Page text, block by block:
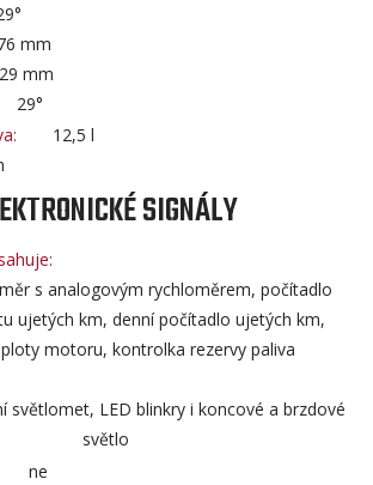
mm
mm
29°
12,5 l
SIGNÁLY
s analogovým rychloměrem, počítadlo
ujetých km, denní počítadlo ujetých km,
motoru, kontrolka rezervy paliva
světlomet, LED blinkry i koncové a brzdové
světlo
ne